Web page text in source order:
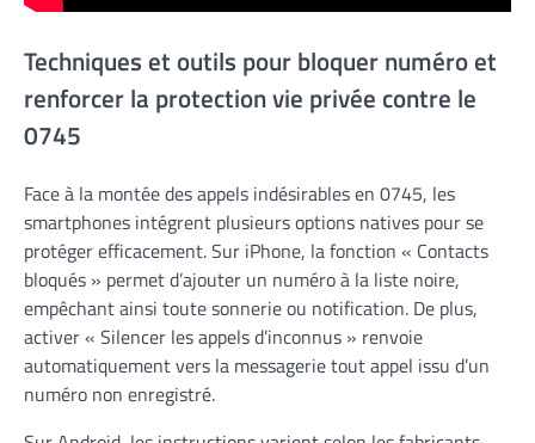
Techniques et outils pour bloquer numéro et
renforcer la protection vie privée contre le
0745
Face à la montée des appels indésirables en 0745, les
smartphones intégrent plusieurs options natives pour se
protéger efficacement. Sur iPhone, la fonction « Contacts
bloqués » permet d’ajouter un numéro à la liste noire,
empêchant ainsi toute sonnerie ou notification. De plus,
activer « Silencer les appels d’inconnus » renvoie
automatiquement vers la messagerie tout appel issu d’un
numéro non enregistré.